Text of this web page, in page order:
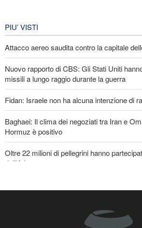
PIU’ VISTI
Attacco aereo saudita contro la capitale
Nuovo rapporto di CBS: Gli Stati Uniti
missili a lungo raggio durante la guerra
Fidan: Israele non ha alcuna intenzione di
Baghaei: Il clima dei negoziati tra Iran e
Hormuz è positivo
Oltre 22 milioni di pellegrini hanno
dell'Arbaeen